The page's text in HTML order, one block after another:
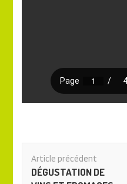
des
articles
Article précédent
DÉGUSTATION DE